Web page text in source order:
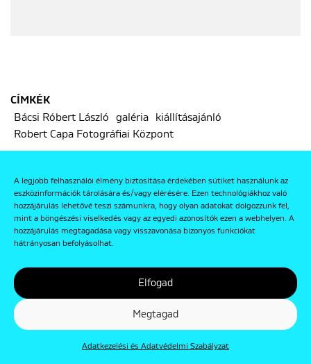
A legjobb felhasználói élmény biztosítása érdekében sütiket használunk az
eszközinformációk tárolására és/vagy elérésére. Ezen technológiákhoz való
hozzájárulás lehetővé teszi számunkra, hogy olyan adatokat dolgozzunk fel,
mint a böngészési viselkedés vagy az egyedi azonosítók ezen a webhelyen. A
hozzájárulás megtagadása vagy visszavonása bizonyos funkciókat
hátrányosan befolyásolhat.
Elfogad
Megtagad
Adatkezelési és Adatvédelmi Szabályzat
CÍMKÉK
Bácsi Róbert László
galéria
kiállításajánló
Robert Capa Fotográfiai Központ
Következő